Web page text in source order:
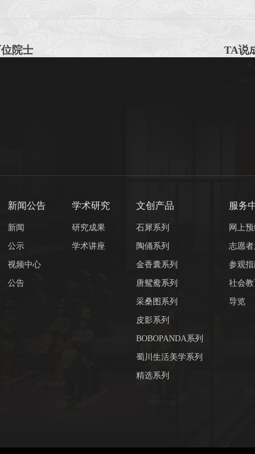
院士 TA说
新闻公告
新闻
公示
视频中心
公告
学术研究
研究成果
学术讲座
文创产品
石犀系列
陶俑系列
金香囊系列
唐鸳鸯系列
采桑图系列
皮影系列
BOBOPANDA系列
蜀川生活美学系列
精选系列
服务
网上
志愿
参观
社会教
导览